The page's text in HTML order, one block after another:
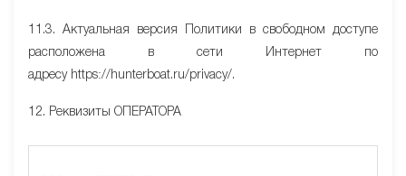
11.3. Актуальная версия Политики в свободном доступе
расположена в сети Интернет по
адресу httpsː//hunterboat.ru/privacy/.
12. Реквизиты ОПЕРАТОРА